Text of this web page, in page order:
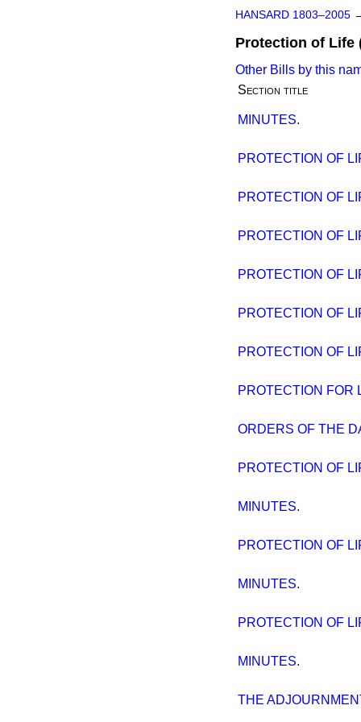
HANSARD 1803–2005
Protection of Life
Other Bills by this
Section title
MINUTES.
PROTECTION OF
PROTECTION OF
PROTECTION OF
PROTECTION OF
PROTECTION OF
PROTECTION OF
PROTECTION FOR
ORDERS OF THE
PROTECTION OF
MINUTES.
PROTECTION OF
MINUTES.
PROTECTION OF
MINUTES.
THE